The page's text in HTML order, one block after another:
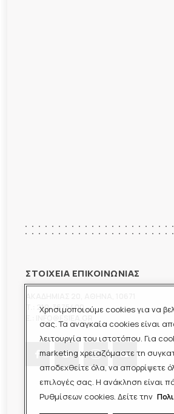
Χρησιμοποιούμε cookies για να
σας. Τα αναγκαία cookies είναι
λειτουργία του ιστοτόπου. Για
marketing χρειαζόμαστε τη
αποδεχθείτε όλα, να απορρίψετε
επιλογές σας. Η ανάκληση είναι
Ρυθμίσεων cookies. Δείτε την
ΣΤΟΙΧΕΙΑ ΕΠΙΚΟΙΝΩΝΙΑΣ
210-3675400